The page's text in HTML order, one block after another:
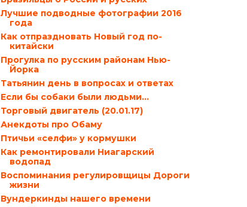
Лучшие подводные фотографии 2016
года
Как отпраздновать Новый год по-
китайски
Прогулка по русским районам Нью-
Йорка
Татьянин день в вопросах и ответах
Если бы собаки были людьми…
Торговый двигатель (20.01.17)
Анекдоты про Обаму
Птичьи «селфи» у кормушки
Как ремонтировали Ниагарский
водопад
Воспоминания регулировщицы Дороги
жизни
Вундеркинды нашего времени